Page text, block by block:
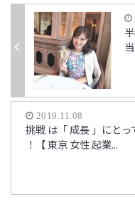
2019.11.08
挑戦 は「 成長 」にとっ
！【 東京 女性 起業...